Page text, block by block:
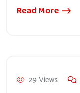
Read More
29 Views